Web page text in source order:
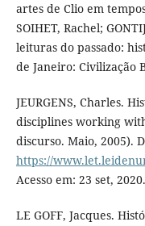
artes de Clio em
SOIHET, Rachel;
leituras do passado:
de Janeiro: Civilização
JEURGENS, Charles.
disciplines working
discurso. Maio, 2005).
https://
Acesso em: 23 set, 2020.
LE GOFF, Jacques.